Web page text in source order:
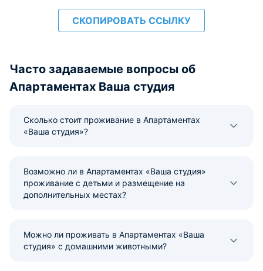
СКОПИРОВАТЬ ССЫЛКУ
Часто задаваемые вопросы об
Апартаментах Ваша студия
Сколько стоит проживание в Апартаментах
«Ваша студия»?
Возможно ли в Апартаментах «Ваша студия»
проживание с детьми и размещение на
дополнительных местах?
Можно ли проживать в Апартаментах «Ваша
студия» с домашними животными?